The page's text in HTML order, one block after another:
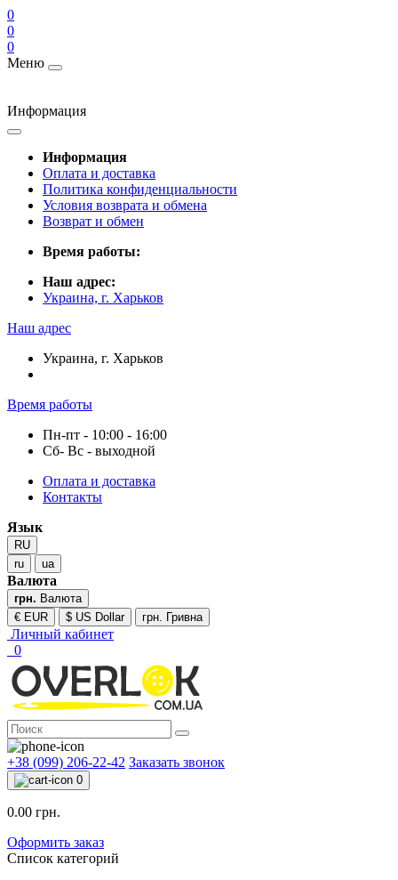
0
0
0
Меню
Информация
Информация
Оплата и доставка
Политика конфиденциальности
Условия возврата и обмена
Возврат и обмен
Время работы:
Наш адрес:
Украина, г. Харьков
Наш адрес
Украина, г. Харьков
Время работы
Пн-пт - 10:00 - 16:00
Сб- Вс - выходной
Оплата и доставка
Контакты
Язык
RU
ru
ua
Валюта
грн. Валюта
€ EUR
$ US Dollar грн. Гривна
Личный кабинет
0
+38 (099) 206-22-42 Заказать звонок
0
0.00 грн.
Оформить заказ
Список категорий